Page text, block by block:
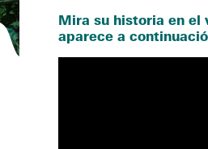
Mira su historia en el
aparece a